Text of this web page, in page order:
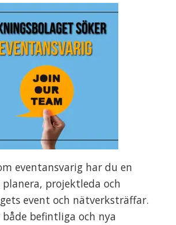
eventansvarig har du en
projektleda och
event och nätverksträffar.
befintliga och nya